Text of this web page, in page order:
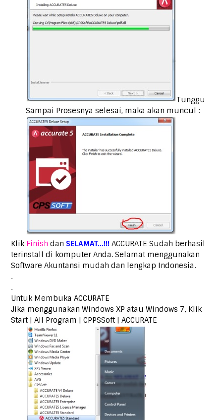
Tunggu
Sampai Prosesnya selesai, maka akan muncul :
Klik Finish dan SELAMAT…!!! ACCURATE Sudah berhasil
terinstall di komputer Anda. Selamat menggunakan
Software Akuntansi mudah dan lengkap Indonesia.
.
.
Untuk Membuka ACCURATE
Jika menggunakan Windows XP atau Windows 7, Klik
Start | All Program | CPPSSoft | ACCURATE